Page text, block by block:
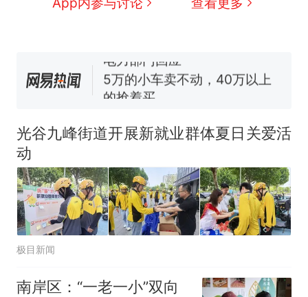
5万的小车卖不动，40万以上
的抢着买
全部作废，公平么？
光谷九峰街道开展新就业群体夏日关爱活
动
极目新闻
南岸区：“一老一小”双向